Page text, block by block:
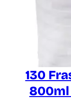
130
800ml